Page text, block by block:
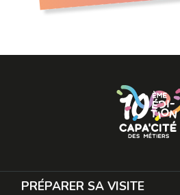
PRÉPARER SA VISITE